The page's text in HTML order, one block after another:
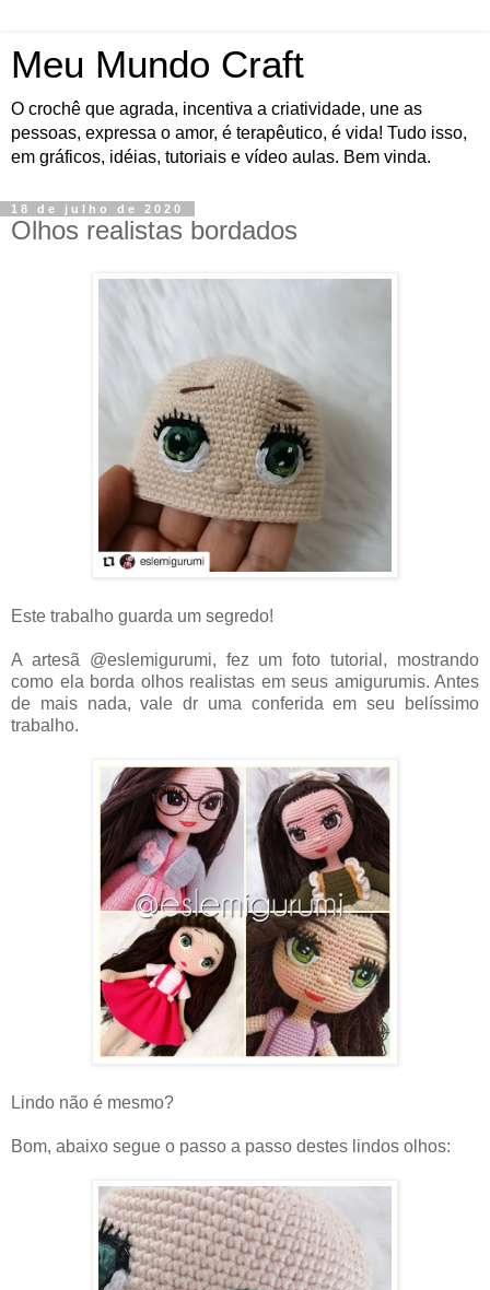
Meu Mundo Craft
O crochê que agrada, incentiva a criatividade, une as
pessoas, expressa o amor, é terapêutico, é vida! Tudo isso,
em gráficos, idéias, tutoriais e vídeo aulas. Bem vinda.
18 de julho de 2020
Olhos realistas bordados
Este trabalho guarda um segredo!
A artesã @eslemigurumi, fez um foto tutorial, mostrando
como ela borda olhos realistas em seus amigurumis. Antes
de mais nada, vale dr uma conferida em seu belíssimo
trabalho.
Lindo não é mesmo?
Bom, abaixo segue o passo a passo destes lindos olhos: